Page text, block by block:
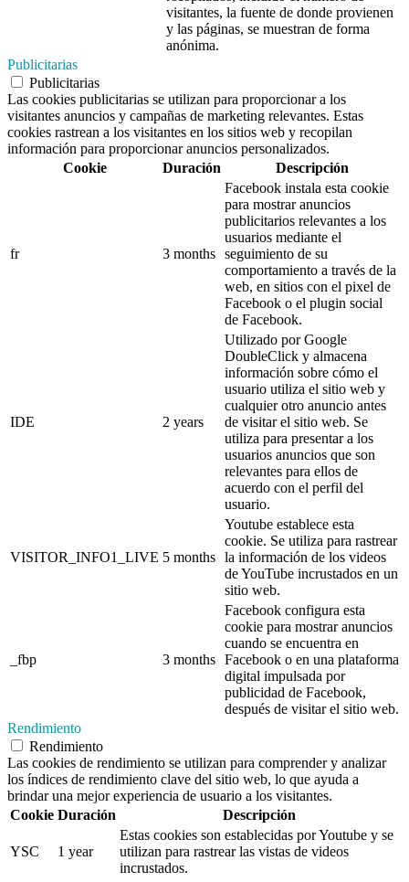
visitantes, la fuente de donde provienen
y las páginas, se muestran de forma
anónima.
Publicitarias
Publicitarias
Las cookies publicitarias se utilizan para proporcionar a los
visitantes anuncios y campañas de marketing relevantes. Estas
cookies rastrean a los visitantes en los sitios web y recopilan
información para proporcionar anuncios personalizados.
Cookie
Duración Descripción
fr 3 months
Facebook instala esta cookie
para mostrar anuncios
publicitarios relevantes a los
usuarios mediante el
seguimiento de su
comportamiento a través de la
web, en sitios con el pixel de
Facebook o el plugin social
de Facebook.
IDE 2 years
Utilizado por Google
DoubleClick y almacena
información sobre cómo el
usuario utiliza el sitio web y
cualquier otro anuncio antes
de visitar el sitio web. Se
utiliza para presentar a los
usuarios anuncios que son
relevantes para ellos de
acuerdo con el perfil del
usuario.
VISITOR_INFO1_LIVE 5 months
Youtube establece esta
cookie. Se utiliza para rastrear
la información de los videos
de YouTube incrustados en un
sitio web.
_fbp 3 months
Facebook configura esta
cookie para mostrar anuncios
cuando se encuentra en
Facebook o en una plataforma
digital impulsada por
publicidad de Facebook,
después de visitar el sitio web.
Rendimiento
Rendimiento
Las cookies de rendimiento se utilizan para comprender y analizar
los índices de rendimiento clave del sitio web, lo que ayuda a
brindar una mejor experiencia de usuario a los visitantes.
Cookie Duración Descripción
YSC 1 year
Estas cookies son establecidas por Youtube y se
utilizan para rastrear las vistas de videos
incrustados.